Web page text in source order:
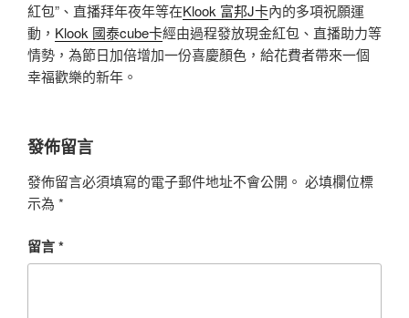
紅包”、直播拜年夜年等在Klook 富邦J卡內的多項祝願運
動， Klook 國泰cube卡經由過程發放現金紅包、直播助力等
情勢，為節日加倍增加一份喜慶顏色，給花費者帶來一個
幸福歡樂的新年。
發佈留言
發佈留言必須填寫的電子郵件地址不會公開。 必填欄位標
示為 *
留言*